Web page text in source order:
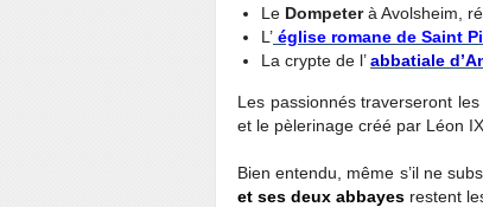
Le Dompeterà Avolsheim,
L’ église romane de Saint
La crypte de l’abbatiale
Les passionnés traverseront
et le pèlerinage créé par Léon IX.
Bien entendu, même s’il ne
et ses deux abbayes restent